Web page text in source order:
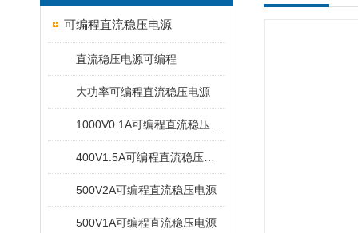
可编程直流稳压电源
直流稳压电源可编程
大功率可编程直流稳压电源
500V2A可编程直流稳压电源
500V1A可编程直流稳压电源